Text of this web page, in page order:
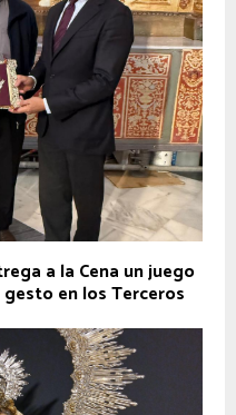
a la Cena un juego
en los Terceros